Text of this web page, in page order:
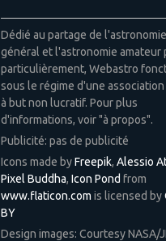
Dédié au partage de
général et l'astronomie amateur
particulièrement, Webastro
sous le régime d'une association
à but non lucratif. Pour plus
d'informations, voir "à propos".
Publicité: pas de publicité
Icons made byFreepik, Alessio
Pixel Buddha, Icon Pond from
www.flaticon.com is licensed by
BY
Design images: Courtesy NASA/